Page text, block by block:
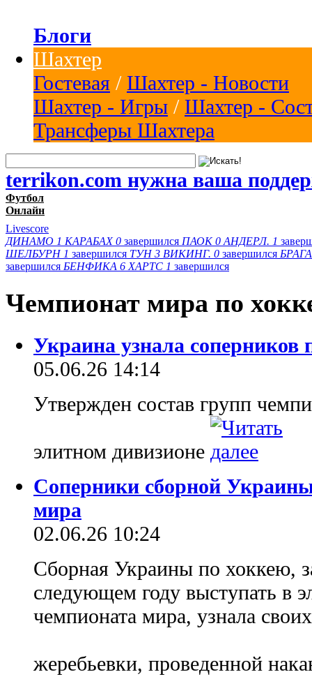
Блоги
Шахтер
Гостевая / Шахтер - Новости
Шахтер - Игры / Шахтер -
Трансферы Шахтера
terrikon.com нужна ваша
Футбол
Онлайн
Livescore
ДИНАМО 1 КАРАБАХ 0 завершился ПАОК 0 АНДЕРЛ. 1
ШЕЛБУРН 1 завершился ТУН 3 ВИКИНГ. 0 завершился БРАГА
завершился БЕНФИКА 6 ХАРТС 1 завершился
Чемпионат мира по
Украина узнала
05.06.26 14:14
Утвержден состав групп
элитном дивизионе
Соперники сборной
мира
02.06.26 10:24
Сборная Украины по хоккею,
следующем году выступать в
чемпионата мира, узнала
жеребьевки, проведенной